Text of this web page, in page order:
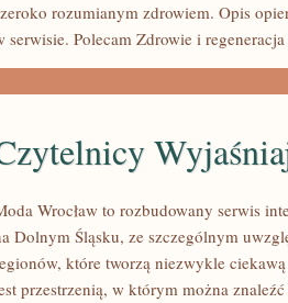
rozumianym zdrowiem. Opis
serwisie. Polecam Zdrowie i
Wrocław to rozbudowany serwis
Dolnym Śląsku, ze szczególnym
które tworzą niezwykle
przestrzenią, w którym można